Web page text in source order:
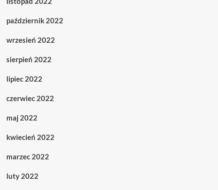
październik 2022
wrzesień 2022
sierpień 2022
lipiec 2022
czerwiec 2022
maj 2022
kwiecień 2022
marzec 2022
luty 2022